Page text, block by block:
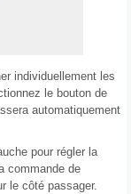
individuellement les
le bouton de
automatiquement
pour régler la
commande de
le côté passager.